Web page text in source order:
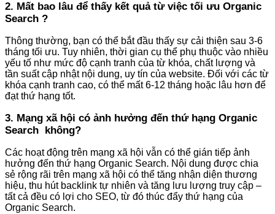
2. Mất bao lâu để thấy kết quả từ việc tối ưu Organic
Search ?
Thông thường, bạn có thể bắt đầu thấy sự cải thiện sau 3-6
tháng tối ưu. Tuy nhiên, thời gian cụ thể phụ thuộc vào nhiều
yếu tố như mức độ cạnh tranh của từ khóa, chất lượng và
tần suất cập nhật nội dung, uy tín của website. Đối với các từ
khóa cạnh tranh cao, có thể mất 6-12 tháng hoặc lâu hơn để
đạt thứ hạng tốt.
3. Mạng xã hội có ảnh hưởng đến thứ hạng Organic
Search không?
Các hoạt động trên mạng xã hội vẫn có thể gián tiếp ảnh
hưởng đến thứ hạng Organic Search. Nội dung được chia
sẻ rộng rãi trên mạng xã hội có thể tăng nhận diện thương
hiệu, thu hút backlink tự nhiên và tăng lưu lượng truy cập –
tất cả đều có lợi cho SEO, từ đó thúc đẩy thứ hạng của
Organic Search.